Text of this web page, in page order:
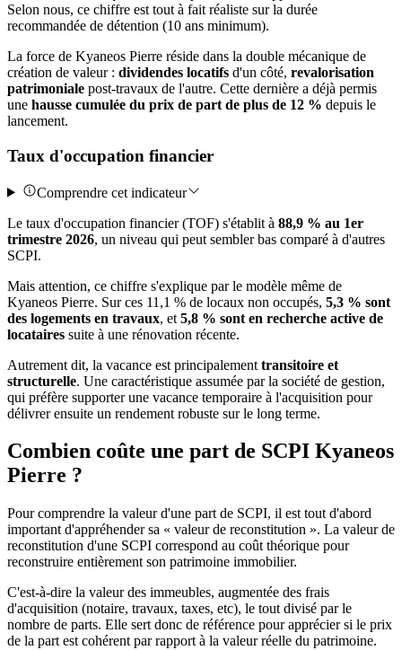
Selon nous, ce chiffre est tout à fait réaliste sur la durée
recommandée de détention (10 ans minimum).
La force de Kyaneos Pierre réside dans la double mécanique de
création de valeur : dividendes locatifs d'un côté, revalorisation
patrimoniale post-travaux de l'autre. Cette dernière a déjà permis
une hausse cumulée du prix de part de plus de 12 % depuis le
lancement.
Taux d'occupation financier
Comprendre cet indicateur
Le taux d'occupation financier (TOF) s'établit à 88,9 % au 1er
trimestre 2026, un niveau qui peut sembler bas comparé à d'autres
SCPI.
Mais attention, ce chiffre s'explique par le modèle même de
Kyaneos Pierre. Sur ces 11,1 % de locaux non occupés, 5,3 % sont
des logements en travaux, et 5,8 % sont en recherche active de
locataires suite à une rénovation récente.
Autrement dit, la vacance est principalement transitoire et
structurelle. Une caractéristique assumée par la société de gestion,
qui préfère supporter une vacance temporaire à l'acquisition pour
délivrer ensuite un rendement robuste sur le long terme.
Combien coûte une part de SCPI Kyaneos
Pierre ?
Pour comprendre la valeur d'une part de SCPI, il est tout d'abord
important d'appréhender sa « valeur de reconstitution ». La valeur de
reconstitution d'une SCPI correspond au coût théorique pour
reconstruire entièrement son patrimoine immobilier.
C'est-à-dire la valeur des immeubles, augmentée des frais
d'acquisition (notaire, travaux, taxes, etc), le tout divisé par le
nombre de parts. Elle sert donc de référence pour apprécier si le prix
de la part est cohérent par rapport à la valeur réelle du patrimoine.